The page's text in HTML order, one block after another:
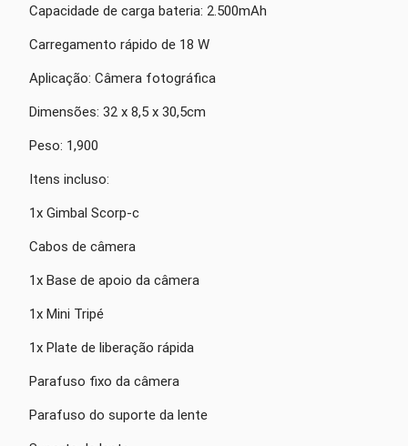
Capacidade de carga bateria: 2.500mAh
Carregamento rápido de 18 W
Aplicação: Câmera fotográfica
Dimensões: 32 x 8,5 x 30,5cm
Peso: 1,900
Itens incluso:
1x Gimbal Scorp-c
Cabos de câmera
1x Base de apoio da câmera
1x Mini Tripé
1x Plate de liberação rápida
Parafuso fixo da câmera
Parafuso do suporte da lente